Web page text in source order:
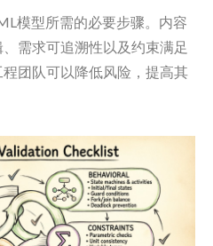
模型所需的必要步骤。内容
需求可追溯性以及约束满足
团队可以降低风险，提高其